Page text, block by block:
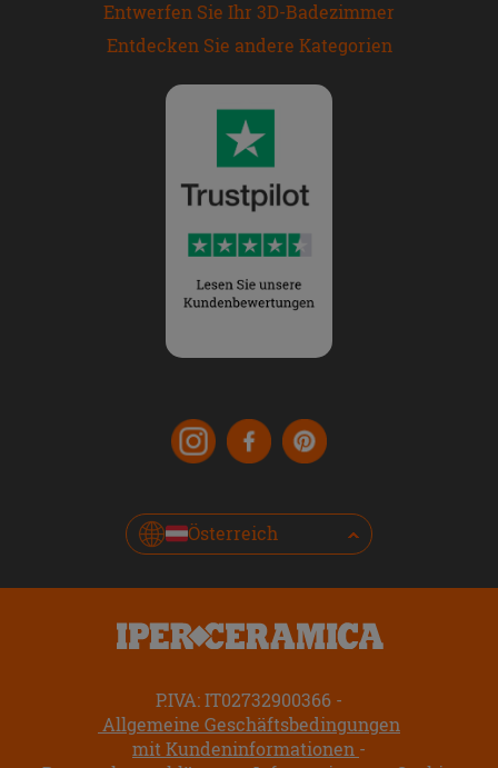
Entwerfen Sie Ihr 3D-Badezimmer
Entdecken Sie andere Kategorien
Österreich
P.IVA: IT02732900366
Allgemeine Geschäftsbedingungen
mit Kundeninformationen